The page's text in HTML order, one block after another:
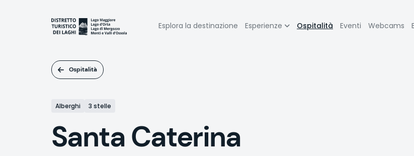
Navigazione
Esplora la destinazione Esperienze Ospitalità Eventi Webcams
Ospitalità
Alberghi 3 stelle
Santa Caterina